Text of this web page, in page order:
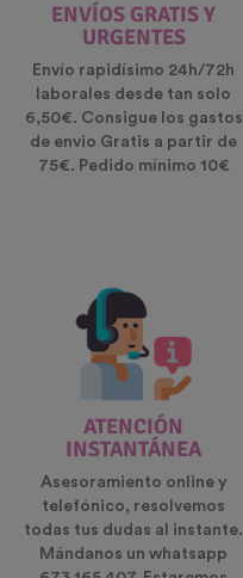
ENVÍOS GRATIS Y
URGENTES
Envío rapidísimo 24h/72h
laborales desde tan solo
6,50€. Consigue los gastos
de envio Gratis a partir de
75€. Pedido mínimo 10€
ATENCIÓN
INSTANTÁNEA
Asesoramiento online y
telefónico, resolvemos
todas tus dudas al instante.
Mándanos un whatsapp